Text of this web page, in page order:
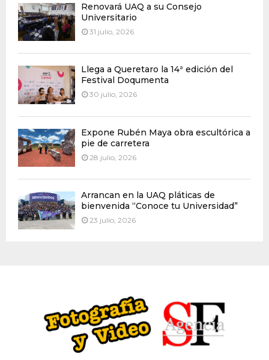
Renovará UAQ a su Consejo
Universitario
31 julio, 2026
Llega a Queretaro la 14ª edición del
Festival Doqumenta
30 julio, 2026
Expone Rubén Maya obra escultórica a
pie de carretera
28 julio, 2026
Arrancan en la UAQ pláticas de
bienvenida “Conoce tu Universidad”
23 julio, 2026